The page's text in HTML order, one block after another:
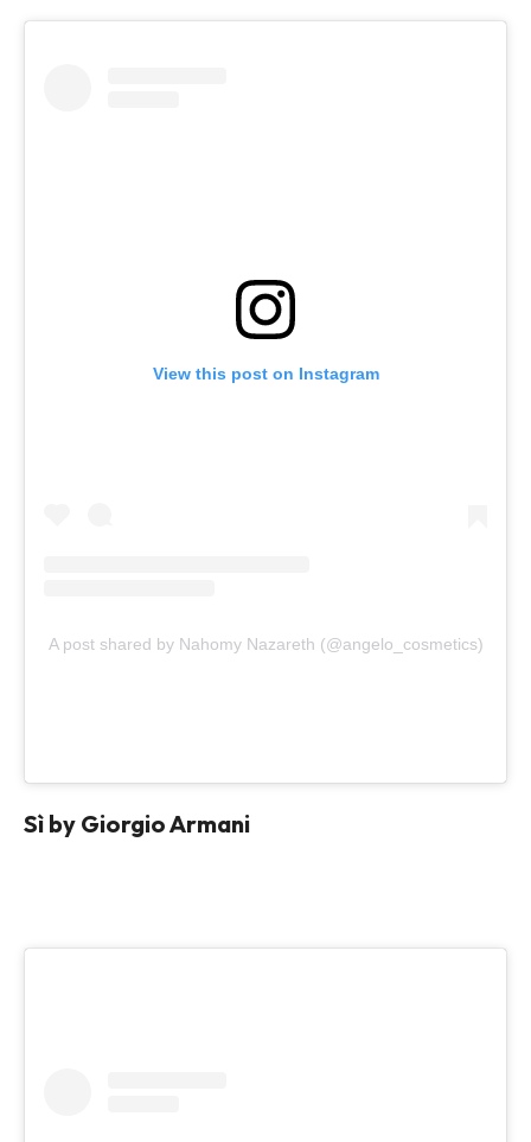
View this post on Instagram
A post shared by Nahomy Nazareth (@angelo_cosmetics)
Sì by Giorgio Armani